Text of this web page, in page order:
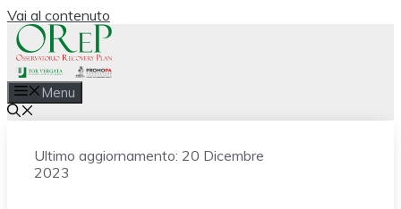
Vai al contenuto
Menu
Ultimo aggiornamento: 20 Dicembre
2023